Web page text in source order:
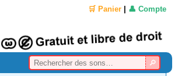
🛒 Panier 👤 Compte